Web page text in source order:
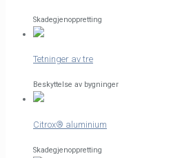
Skadegjenoppretting
Tetninger av tre
Beskyttelse av bygninger
Citrox® aluminium
Skadegjenoppretting